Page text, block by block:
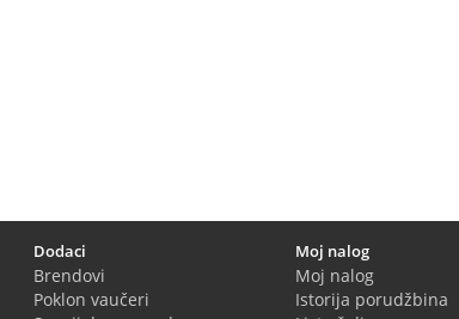
Dodaci
Brendovi
Poklon vaučeri
Moj nalog
Moj nalog
Istorija porudžbina